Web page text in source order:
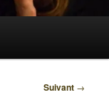
Suivant →